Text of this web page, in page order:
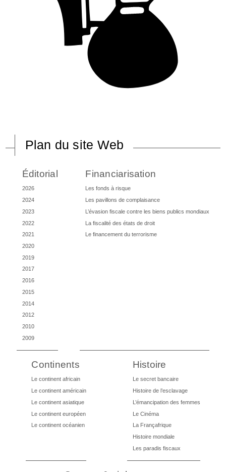
Plan du site Web
Éditorial
2026
2024
2023
2022
2021
2020
2019
2017
2016
2015
2014
2012
2010
2009
Financiarisation
Les fonds à risque
Les pavillons de complaisance
L’évasion fiscale contre les biens publics mondiaux
La fiscalité des états de droit
Le financement du terrorisme
Continents
Le continent africain
Le continent américain
Le continent asiatique
Le continent européen
Le continent océanien
Histoire
Le secret bancaire
Histoire de l’esclavage
L’émancipation des femmes
Le Cinéma
La Françafrique
Histoire mondiale
Les paradis fiscaux